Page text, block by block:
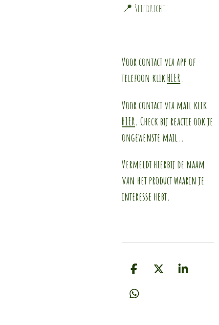
📍 Sliedrecht
Voor contact via app of
telefoon klikHIER.
Voor contact via mail klik
HIER . Check bij reactie ook je
ongewenste mail..
Vermeldt hierbij de naam
van het product waarin je
interesse hebt.
D
l
D
S
D